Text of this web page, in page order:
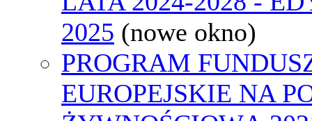
2025 (nowe okno)
PROGRAM
EUROPEJSKIE NA